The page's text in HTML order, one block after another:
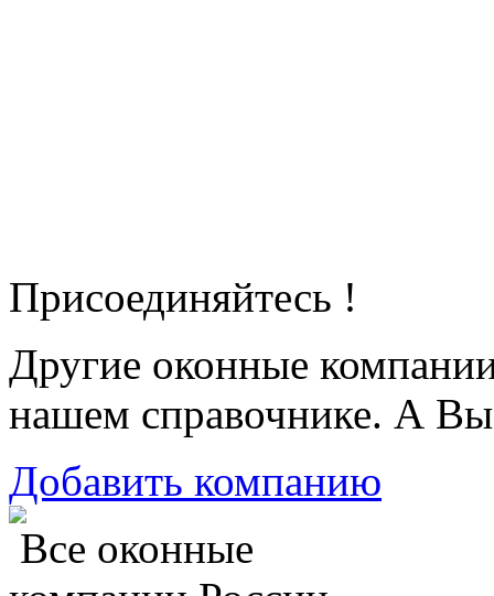
Присоединяйтесь !
Другие оконные
нашем справочнике. А
Добавить компанию
Все оконные